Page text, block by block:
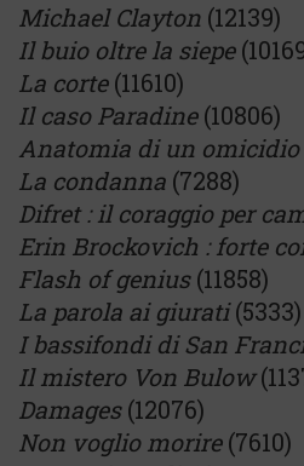
Michael Clayton (12139)
Il buio oltre la siepe
La corte(11610)
Il caso Paradine(10806)
Anatomia di un omicidio
La condanna (7288)
Difret : il coraggio per
Erin Brockovich : forte
Flash of genius(11858)
La parola ai giurati(5333)
I bassifondi di San
Il mistero Von Bulow
Damages(12076)
Non voglio morire(7610)